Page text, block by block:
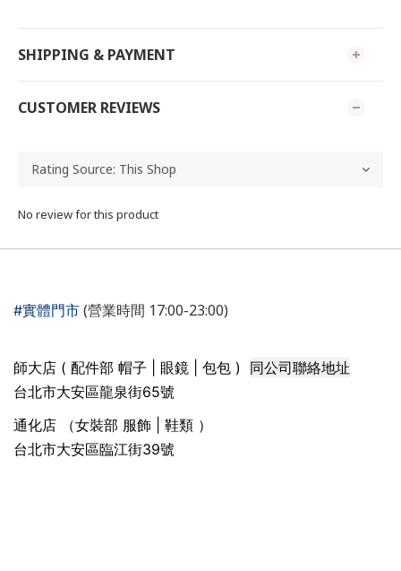
SHIPPING & PAYMENT
CUSTOMER REVIEWS
No review for this product
#實體門市 (營業時間 17:00-23:00)
師大店 ( 配件部 帽子 | 眼鏡 | 包包 ) 同公司聯絡地址
台北市大安區龍泉街65號
通化店 （女裝部 服飾 | 鞋類 ）
台北市大安區臨江街39號